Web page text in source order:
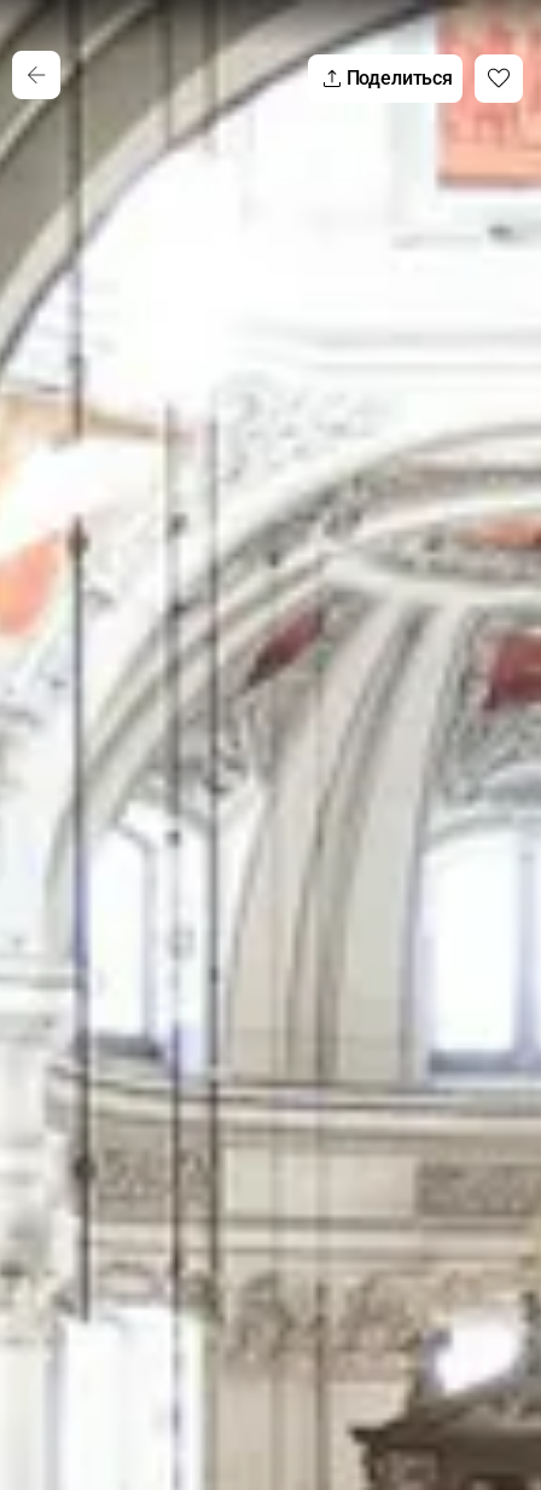
Поделиться